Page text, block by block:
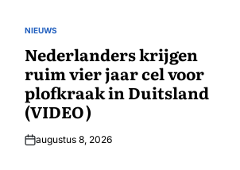
GEPLAATST
NIEUWS
Nederlanders krijgen
ruim vier jaar cel voor
plofkraak in Duitsland
(VIDEO)
augustus 8, 2026